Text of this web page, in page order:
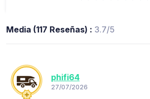
Media (117 Reseñas) : 3.7/5
phifi64
27/07/2026